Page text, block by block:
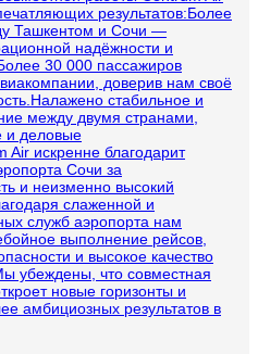
результатов:Более
Ташкентом и Сочи —
надёжности и
30 000 пассажиров
доверив нам своё
стабильное и
между двумя странами,
и деловые
Air искренне благодарит
Сочи за
и неизменно высокий
слаженной и
служб аэропорта нам
выполнение рейсов,
и высокое качество
убеждены, что совместная
новые горизонты и
амбициозных результатов в